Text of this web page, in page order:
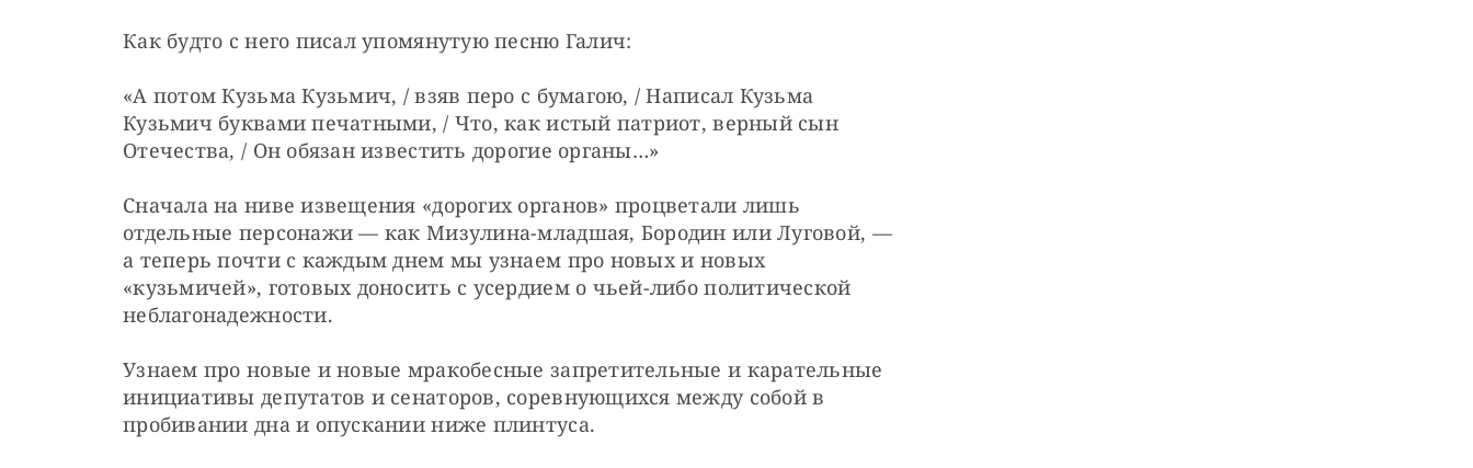
Как будто с него писал упомянутую песню Галич:
«А потом Кузьма Кузьмич, / взяв перо с бумагою, / Написал Кузьма
Кузьмич буквами печатными, / Что, как истый патриот, верный сын
Отечества, / Он обязан известить дорогие органы…»
Сначала на ниве извещения «дорогих органов» процветали лишь
отдельные персонажи — как Мизулина-младшая, Бородин или Луговой, —
а теперь почти с каждым днем мы узнаем про новых и новых
«кузьмичей», готовых доносить с усердием о чьей-либо политической
неблагонадежности.
Узнаем про новые и новые мракобесные запретительные и карательные
инициативы депутатов и сенаторов, соревнующихся между собой в
пробивании дна и опускании ниже плинтуса.